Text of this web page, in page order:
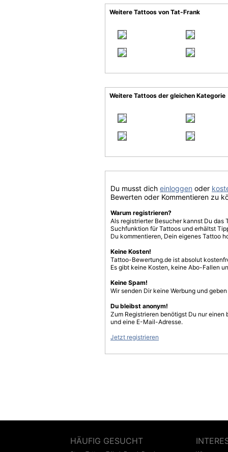
Weitere Tattoos von Tat-Frank
Weitere Tattoos der gleichen Kategorie
Du musst dich einloggen oder
Bewerten oder Kommentieren zu
Warum registrieren?
Als registrierter Besucher kannst Du
Suchfunktion für Tattoos und erhältst
Du kommentieren, Dein eigenes Tattoo
Keine Kosten!
Tattoo-Bewertung.de ist absolut
Es gibt keine Kosten, keine Abo-Fallen
Keine Spam!
Wir senden Dir keine Werbung und
Du bleibst anonym!
Zum Registrieren benötigst Du nur einen
und eine E-Mail-Adresse.
Jetzt registrieren
HÄUFIG GESUCHT